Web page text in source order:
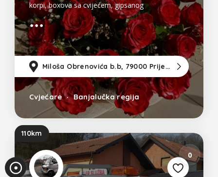
korpi, boxova sa cvijećem, gipsanog
cvijeća po veoma niskim cijenama.
Miloša Obrenovića b.b, 79000 Prijedor
Cvjećare Banjalučka regija
110km
0